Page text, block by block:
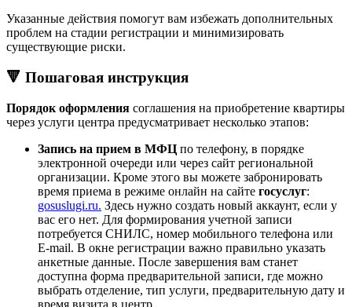
Указанные действия помогут вам избежать дополнительных
проблем на стадии регистрации и минимизировать
существующие риски.
🔻 Пошаговая инструкция
Порядок оформления соглашения на приобретение квартиры
через услуги центра предусматривает несколько этапов:
Запись на прием в МФЦ по телефону, в порядке
электронной очереди или через сайт региональной
организации. Кроме этого вы можете забронировать
время приема в режиме онлайн на сайте госуслуг:
gosuslugi.ru. Здесь нужно создать новый аккаунт, если у
вас его нет. Для формирования учетной записи
потребуется СНИЛС, номер мобильного телефона или
E-mail. В окне регистрации важно правильно указать
анкетные данные. После завершения вам станет
доступна форма предварительной записи, где можно
выбрать отделение, тип услуги, предварительную дату и
время визита в центр.